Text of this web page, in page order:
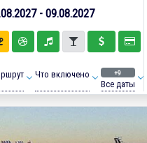
- 09.08.2027
Что включено +9
Все даты